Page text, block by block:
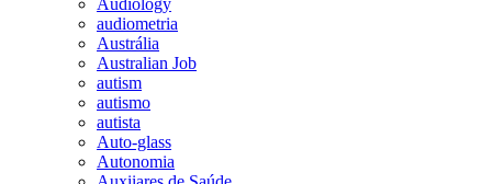
audiometria
Austrália
Australian Job
autism
autismo
autista
Auto-glass
Autonomia